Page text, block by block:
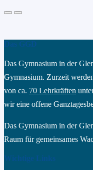
Das GGD
Das Gymnasium in der
Gymnasium. Zurzeit
von ca. 70 Lehrkräften
wir eine offene
Das Gymnasium in der
Raum für gemeinsames
Wichtige Links